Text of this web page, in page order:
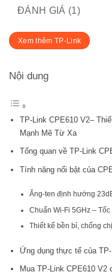
ĐÁNH GIÁ (1)
Xem thêm TP-Link
Nội dung
TP-Link CPE610 V2–
Mạnh Mẽ Từ Xa
Tổng quan về TP-Link
Tính năng nổi bật của
Ăng-ten định hướng
Chuẩn Wi-Fi 5GHz –
Thiết kế bền bỉ, chống
Ứng dụng thực tế của
Mua TP-Link CPE610 V2